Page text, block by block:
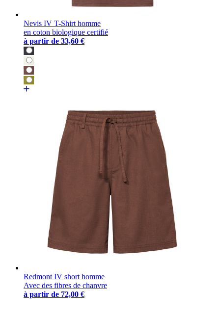
Nevis IV T-Shirt homme
en coton biologique certifié
à partir de 33,60 €
Redmont IV short homme
Avec des fibres de chanvre
à partir de 72,00 €